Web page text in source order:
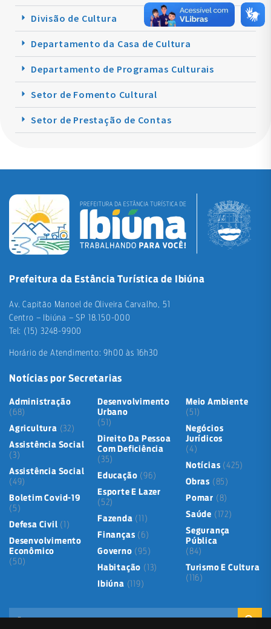
Divisão de Cultura
Departamento da Casa de Cultura
Departamento de Programas Culturais
Setor de Fomento Cultural
Setor de Prestação de Contas
Prefeitura da Estância Turística de Ibiúna
Av. Capitão Manoel de Oliveira Carvalho, 51
Centro – Ibiúna – SP 18.150-000
Tel: (15) 3248-9900
Horário de Atendimento: 9h00 às 16h30
Notícias por Secretarias
Administração
(68)
Agricultura (32)
Assistência Social
(3)
Assistência Social
(49)
Boletim Covid-19
(5)
Defesa Civil (1)
Desenvolvimento
Econômico
(50)
Desenvolvimento
Urbano
(51)
Direito Da Pessoa
Com Deficiência
(35)
Educação (96)
Esporte E Lazer
(52)
Fazenda (11)
Finanças (6)
Governo (95)
Habitação (13)
Ibiúna (119)
Meio Ambiente
(51)
Negócios
Jurídicos
(4)
Notícias (425)
Obras (85)
Pomar (8)
Saúde (172)
Segurança
Pública
(84)
Turismo E Cultura
(116)